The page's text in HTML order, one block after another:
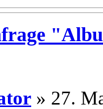
» 27.